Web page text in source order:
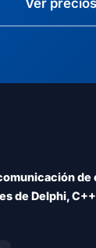
Ver precios
de
de Delphi,